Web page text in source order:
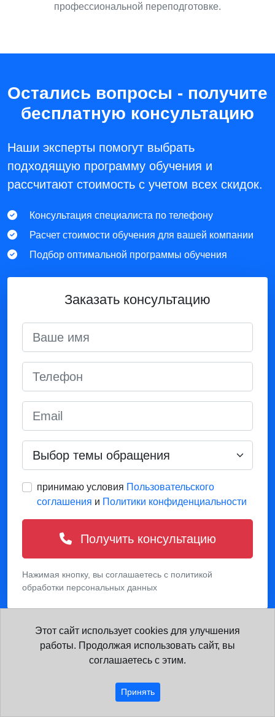
профессиональной переподготовке.
Остались вопросы - получите
бесплатную консультацию
Наши эксперты помогут выбрать
подходящую программу обучения и
рассчитают стоимость с учетом всех скидок.
Консультация специалиста по телефону
Расчет стоимости обучения для вашей компании
Подбор оптимальной программы обучения
Заказать консультацию
принимаю условия Пользовательского
соглашения и Политики конфиденциальности
Получить консультацию
Нажимая кнопку, вы соглашаетесь с политикой
обработки персональных данных
Этот сайт использует cookies для улучшения
работы. Продолжая использовать сайт, вы
соглашаетесь с этим.
Принять